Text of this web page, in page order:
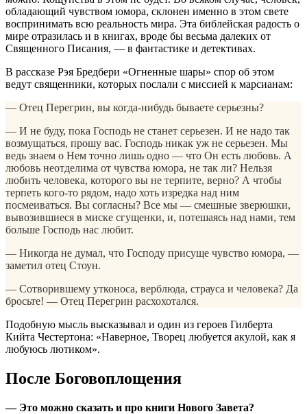
обладающий чувством юмора, склонен именно в этом свете
воспринимать всю реальность мира. Эта библейская радость о
мире отразилась и в книгах, вроде бы весьма далеких от
Священного Писания, — в фантастике и детективах.
В рассказе Рэя Бредбери «Огненные шары» спор об этом
ведут священники, которых послали с миссией к марсианам:
— Отец Перегрин, вы когда-нибудь бываете серьезны?
— И не буду, пока Господь не станет серьезен. И не надо так
возмущаться, прошу вас. Господь никак уж не серьезен. Мы
ведь знаем о Нем точно лишь одно — что Он есть любовь. А
любовь неотделима от чувства юмора, не так ли? Нельзя
любить человека, которого вы не терпите, верно? А чтобы
терпеть кого-то рядом, надо хоть изредка над ним
посмеиваться. Вы согласны? Все мы — смешные зверюшки,
вывозившиеся в миске сгущенки, и, потешаясь над нами, тем
больше Господь нас любит.
— Никогда не думал, что Господу присуще чувство юмора, —
заметил отец Стоун.
— Сотворившему утконоса, верблюда, страуса и человека? Да
бросьте! — Отец Перегрин расхохотался.
Подобную мысль высказывал и один из героев Гилберта
Кийта Честертона: «Наверное, Творец любуется акулой, как я
любуюсь лютиком».
После Боговоплощения
— Это можно сказать и про книги Нового Завета?